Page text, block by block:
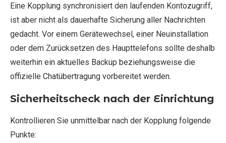
Eine Kopplung synchronisiert den laufenden Kontozugriff,
ist aber nicht als dauerhafte Sicherung aller Nachrichten
gedacht. Vor einem Gerätewechsel, einer Neuinstallation
oder dem Zurücksetzen des Haupttelefons sollte deshalb
weiterhin ein aktuelles Backup beziehungsweise die
offizielle Chatübertragung vorbereitet werden.
Sicherheitscheck nach der Einrichtung
Kontrollieren Sie unmittelbar nach der Kopplung folgende
Punkte: